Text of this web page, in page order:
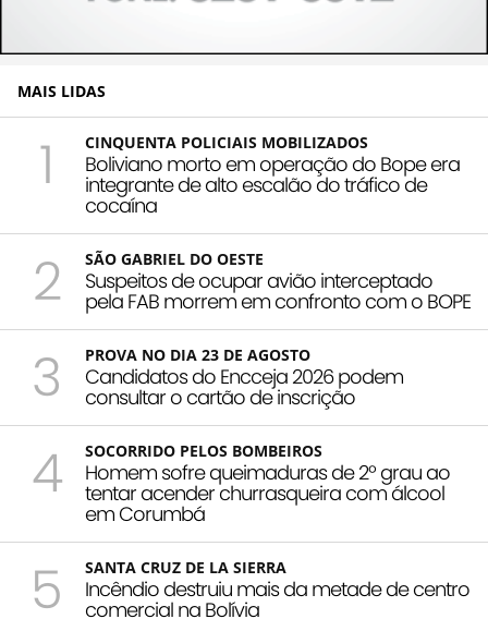
MAIS LIDAS
1 CINQUENTA POLICIAIS MOBILIZADOS
Boliviano morto em operação do Bope era
integrante de alto escalão do tráfico de
cocaína
2 SÃO GABRIEL DO OESTE
Suspeitos de ocupar avião interceptado
pela FAB morrem em confronto com o BOPE
3 PROVA NO DIA 23 DE AGOSTO
Candidatos do Encceja 2026 podem
consultar o cartão de inscrição
4 SOCORRIDO PELOS BOMBEIROS
Homem sofre queimaduras de 2º grau ao
tentar acender churrasqueira com álcool
em Corumbá
5 SANTA CRUZ DE LA SIERRA
Incêndio destruiu mais da metade de centro
comercial na Bolívia